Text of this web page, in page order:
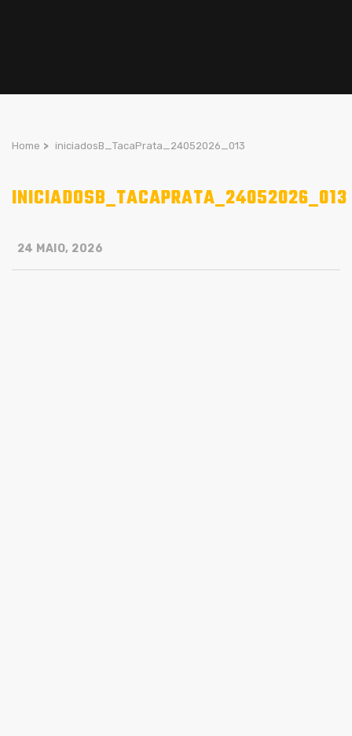
Home > iniciadosB_TacaPrata_24052026_013
INICIADOSB_TACAPRATA_24052026_013
24 MAIO, 2026